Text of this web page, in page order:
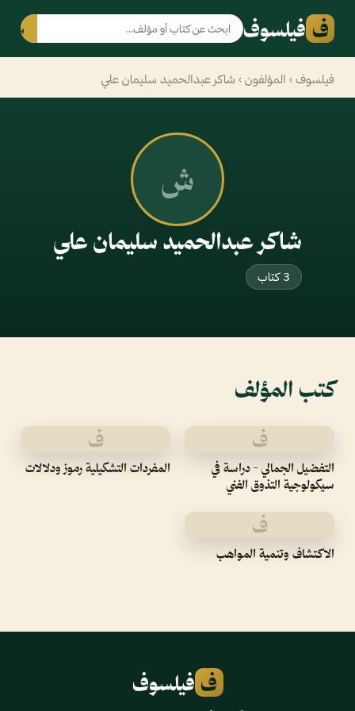
ف فيلسوف بحث
فيلسوف › المؤلفون › شاكر عبدالحميد سليمان علي
ش
شاكر عبدالحميد سليمان علي
3 كتاب
كتب المؤلف
ف
التفضيل الجمالي - دراسة في
سيكولوجية التذوق الفني
ف
المفردات التشكيلية رموز ودلالات
ف
الاكتشاف وتنمية المواهب
ف فيلسوف